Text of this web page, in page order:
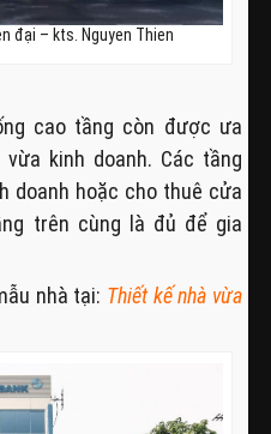
đại – kts. Nguyen Thien
cao tầng còn được ưa
kinh doanh. Các tầng
doanh hoặc cho thuê cửa
trên cùng là đủ để gia
nhà tại: Thiết kế nhà vừa